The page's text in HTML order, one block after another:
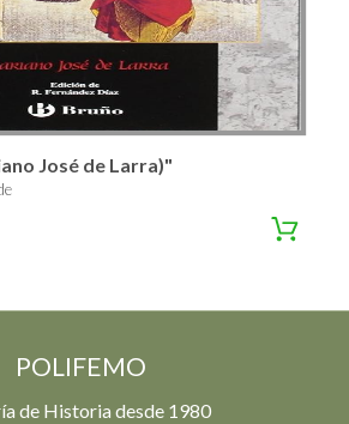
José de Larra)"
POLIFEMO
de Historia desde 1980